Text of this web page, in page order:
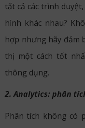
tất cả các trình
hình khác nhau?
hợp nhưng hãy đảm
thị một cách tốt
thông dụng.
2. Analytics: phân
Phân tích không có